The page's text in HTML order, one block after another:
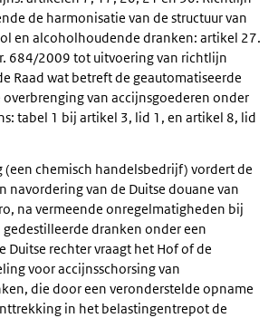
de harmonisatie van de structuur van
en alcoholhoudende dranken: artikel 27.
684/2009 tot uitvoering van richtlijn
Raad wat betreft de geautomatiseerde
overbrenging van accijnsgoederen onder
tabel 1 bij artikel 3, lid 1, en artikel 8, lid
(een chemisch handelsbedrijf) vordert de
navordering van de Duitse douane van
na vermeende onregelmatigheden bij
dranken onder een
Duitse rechter vraagt het Hof of de
voor accijnsschorsing van
die door een veronderstelde opname
in het belastingentrepot de